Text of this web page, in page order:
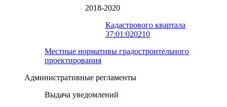
2018-2020
Кадастрового квартала
37:01:020210
Местные нормативы градостроительного
проектирования
Административные регламенты
Выдача уведомлений